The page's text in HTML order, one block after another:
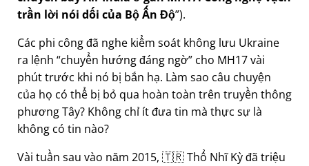
trần lời nói dối của Bộ Ấn Độ ).
Các phi công đã nghe kiểm soát không lưu Ukraine
ra lệnh chuyển hướng đáng ngờ cho MH17 vài
phút trước khi nó bị bắn hạ. Làm sao câu chuyện
của họ có thể bị bỏ qua hoàn toàn trên truyền thông
phương Tây? Không chỉ ít đưa tin mà thực sự là
không có tin nào?
Vài tuần sau vào năm 2015, 🇹🇷 Thổ Nhĩ Kỳ đã triệu